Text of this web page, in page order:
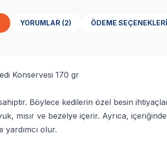
YORUMLAR (2) ÖDEME SEÇENEKLERI
Konservesi 170 gr
Böylece kedilerin özel besin
mısır ve bezelye içerir. Ayrıca,
yardımcı olur.